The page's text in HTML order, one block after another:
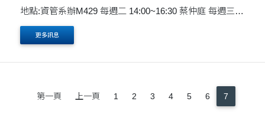
地點:資管系辦M429 每週二 14:00~16:30 蔡仲庭 每週三
14:00~16:30 許百沂 備註:若排班時間因故異動，再另行通
知。
更多訊息
第一頁 上一頁 1 2 3 4 5 6 7